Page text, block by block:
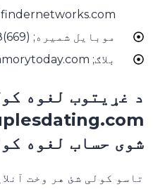
موبایل شمیره; (669)208-0363;
بلاګ; http://polyamorytoday.com/;
د غړیتوب لغوه
شوی حساب لغوه
تاسو کولی شئ هر وخت